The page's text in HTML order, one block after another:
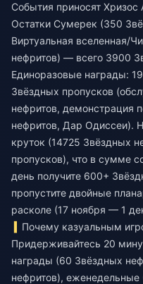
События приносят
Остатки Сумерек (350
Виртуальная вселенная/
нефритов) — всего 3900
Единоразовые награды:
Звёздных пропусков
нефритов, демонстрация
нефритов, Дар Одиссеи).
круток (14725 Звёздных
пропусков), что в сумме
день получите 600+
пропустите двойные
расколе (17 ноября — 1
Почему казуальным
Придерживайтесь 20
награды (60 Звёздных
нефритов), еженедельные